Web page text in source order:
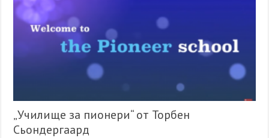
„Училище за пионери“ от Торбен
Сьондергаард